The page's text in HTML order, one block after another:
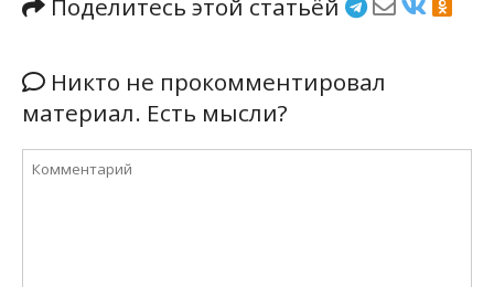
Поделитесь этой статьёй
Никто не прокомментировал
материал. Есть мысли?